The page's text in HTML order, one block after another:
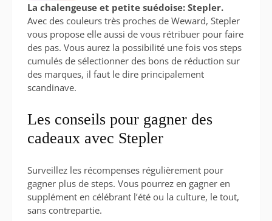
La chalengeuse et petite suédoise: Stepler.
Avec des couleurs très proches de Weward, Stepler
vous propose elle aussi de vous rétribuer pour faire
des pas. Vous aurez la possibilité une fois vos steps
cumulés de sélectionner des bons de réduction sur
des marques, il faut le dire principalement
scandinave.
Les conseils pour gagner des
cadeaux avec Stepler
Surveillez les récompenses régulièrement pour
gagner plus de steps. Vous pourrez en gagner en
supplément en célébrant l’été ou la culture, le tout,
sans contrepartie.